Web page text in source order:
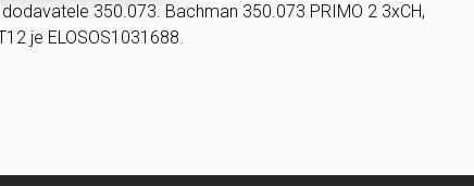
350.073. Bachman 350.073 PRIMO 2 3xCH,
je ELOSOS1031688.